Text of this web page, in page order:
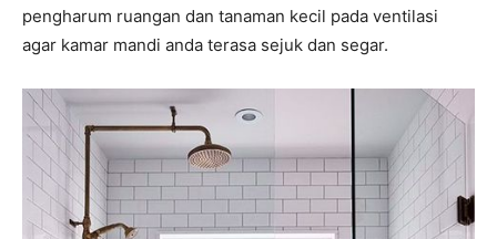
pengharum ruangan dan tanaman kecil pada ventilasi
agar kamar mandi anda terasa sejuk dan segar.